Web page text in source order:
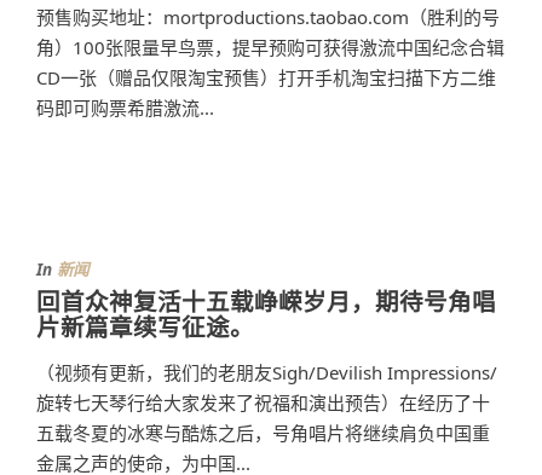
预售购买地址：mortproductions.taobao.com（胜利的号
角）100张限量早鸟票，提早预购可获得激流中国纪念合辑
CD一张（赠品仅限淘宝预售）打开手机淘宝扫描下方二维
码即可购票希腊激流...
In 新闻
回首众神复活十五载峥嵘岁月，期待号角唱
片新篇章续写征途。
（视频有更新，我们的老朋友Sigh/Devilish Impressions/
旋转七天琴行给大家发来了祝福和演出预告）在经历了十
五载冬夏的冰寒与酷炼之后，号角唱片将继续肩负中国重
金属之声的使命，为中国...